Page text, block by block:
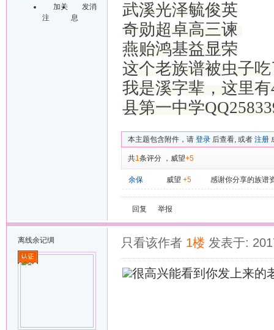
加关
注
发消
息
武溪光泽毓俊英
奇勋超卓高三谏
燕贻鸿基益显荣
这个老族谱被虫子
我是溪字辈，这里
县第一中学
本主题包含附件，请 登录 后查看, 或者 注册
共1条评分 ， 威望+5
余保 威望 +5 感谢你分享的族谱
回复 举报
离线余记绸 只看该作者 1楼 发表于:
很高兴能看到你发上来的